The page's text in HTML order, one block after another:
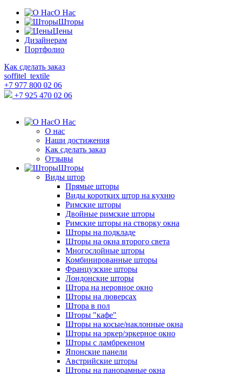
О Нас
Шторы
Цены
Дизайнерам
Портфолио
Как сделать заказ
soffitel_textile
+7 977 800 02 06
+7 925 470 02 06
О Нас
О нас
Наши достижения
Как сделать заказ
Отзывы
Шторы
Виды штор
Прямые шторы
Виды коротких штор на кухню
Римские шторы
Двойные римские шторы
Римские шторы на створку окна
Шторы на подкладе
Шторы на окна второго света
Многослойные шторы
Комбинированные шторы
Французские шторы
Лондонские шторы
Штора на неровное окно
Шторы на люверсах
Штора в пол
Шторы "кафе"
Шторы на косые/наклонные окна
Шторы на эркер/эркерное окно
Шторы с ламбрекеном
Японские панели
Австрийские шторы
Шторы на панорамные окна